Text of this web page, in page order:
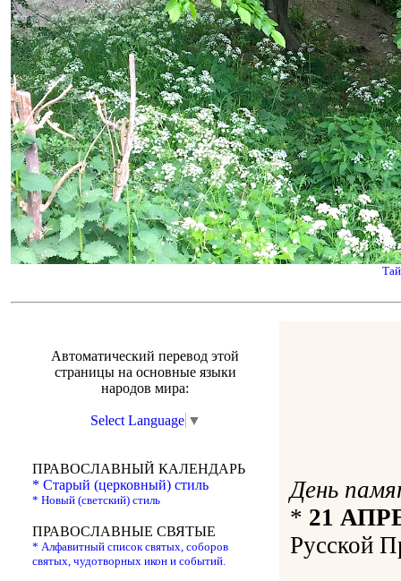
Автоматический перевод этой
страницы на основные языки
народов мира:
Select Language ▼
ПРАВОСЛАВНЫЙ КАЛЕНДАРЬ
* Старый (церковный) стиль
* Новый (светский) стиль
ПРАВОСЛАВНЫЕ СВЯТЫЕ
* Алфавитный список святых, соборов
святых, чудотворных икон и событий.
День
* 21
Русской